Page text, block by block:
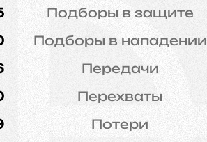
Подборы в защите
Подборы в нападении
Передачи
Перехваты
Потери